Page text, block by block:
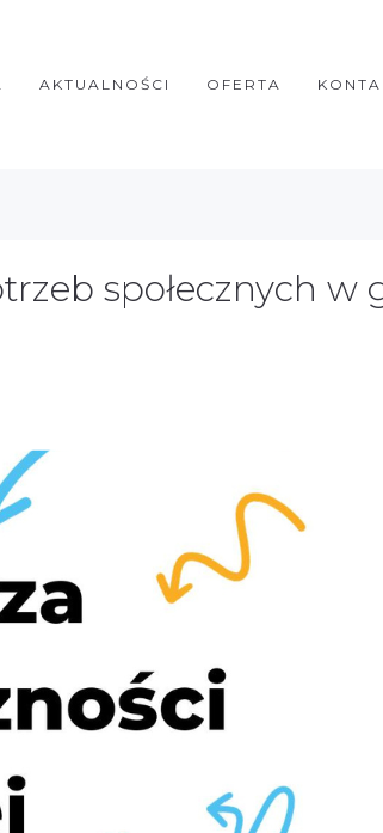
AKTUALNOŚCI OFERTA
społecznych